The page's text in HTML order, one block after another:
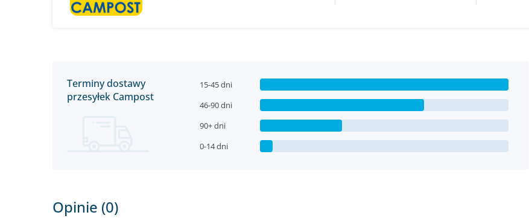
Terminy dostawy
przesyłek Campost
15-45 dni
46-90 dni
90+ dni
0-14 dni
Opinie (0)